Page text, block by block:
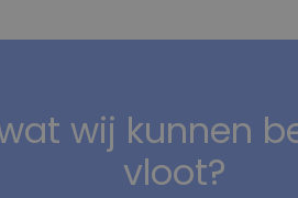
wij kunnen
vloot?